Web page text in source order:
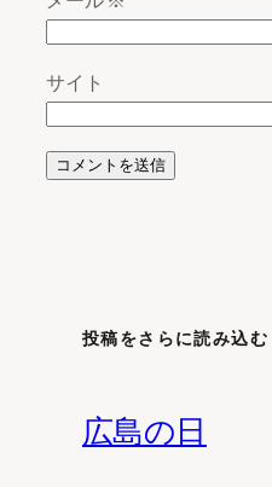
サイト
投稿をさらに読み込む
広島の日